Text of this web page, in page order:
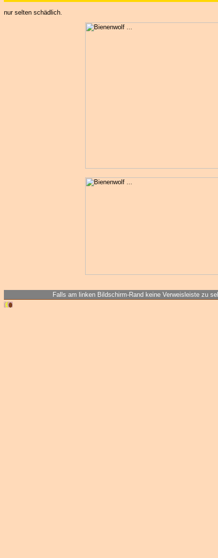
nur selten schädlich.
Falls am linken Bildschirm-Rand keine Verweisleiste zu